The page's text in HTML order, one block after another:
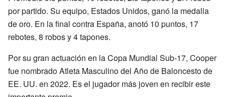
por partido. Su equipo, Estados Unidos, ganó la medalla
de oro. En la final contra España, anotó 10 puntos, 17
rebotes, 8 robos y 4 tapones.
Por su gran actuación en la Copa Mundial Sub-17, Cooper
fue nombrado Atleta Masculino del Año de Baloncesto de
EE. UU. en 2022. Es el jugador más joven en recibir este